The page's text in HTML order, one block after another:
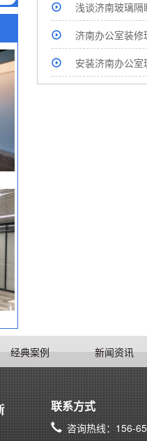
浅谈济南玻璃
济南办公室装
安装济南办公
经典案例 新闻资讯
联系方式
咨询热线：156-